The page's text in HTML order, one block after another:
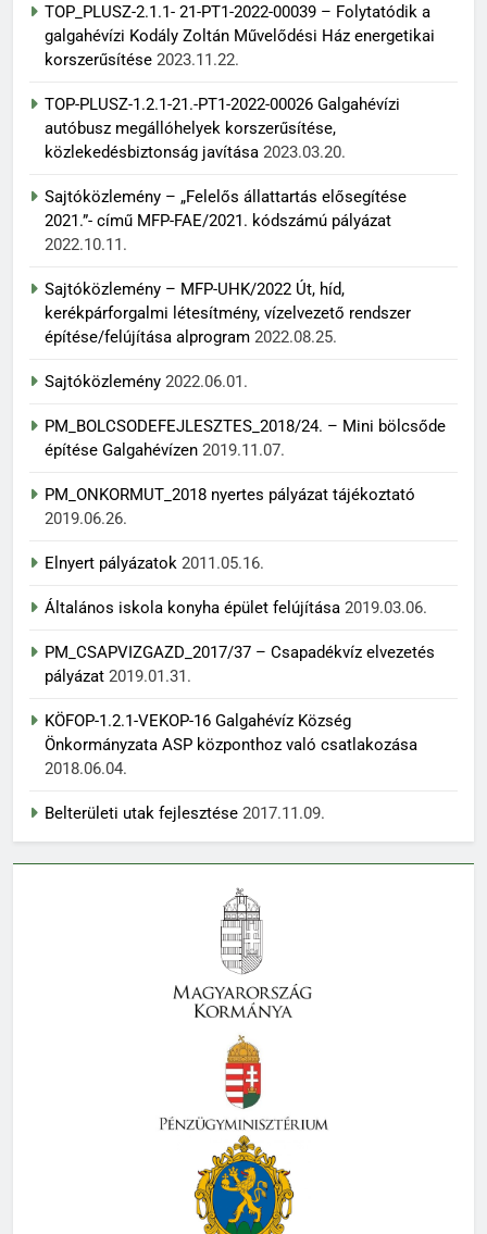
TOP_PLUSZ-2.1.1- 21-PT1-2022-00039 – Folytatódik a
galgahévízi Kodály Zoltán Művelődési Ház energetikai
korszerűsítése 2023.11.22.
TOP-PLUSZ-1.2.1-21.-PT1-2022-00026 Galgahévízi
autóbusz megállóhelyek korszerűsítése,
közlekedésbiztonság javítása 2023.03.20.
Sajtóközlemény – „Felelős állattartás elősegítése
2021.”- című MFP-FAE/2021. kódszámú pályázat
2022.10.11.
Sajtóközlemény – MFP-UHK/2022 Út, híd,
kerékpárforgalmi létesítmény, vízelvezető rendszer
építése/felújítása alprogram 2022.08.25.
Sajtóközlemény 2022.06.01.
PM_BOLCSODEFEJLESZTES_2018/24. – Mini bölcsőde
építése Galgahévízen 2019.11.07.
PM_ONKORMUT_2018 nyertes pályázat tájékoztató
2019.06.26.
Elnyert pályázatok 2011.05.16.
Általános iskola konyha épület felújítása 2019.03.06.
PM_CSAPVIZGAZD_2017/37 – Csapadékvíz elvezetés
pályázat 2019.01.31.
KÖFOP-1.2.1-VEKOP-16 Galgahévíz Község
Önkormányzata ASP központhoz való csatlakozása
2018.06.04.
Belterületi utak fejlesztése 2017.11.09.